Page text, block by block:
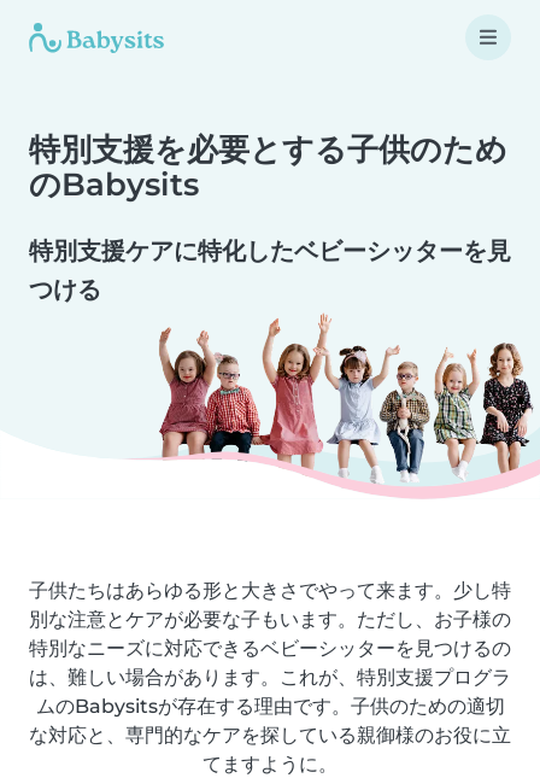
特別支援を必要とする子供のため
のBabysits
特別支援ケアに特化したベビーシッターを見
つける
子供たちはあらゆる形と大きさでやって来ます。少し特
別な注意とケアが必要な子もいます。ただし、お子様の
特別なニーズに対応できるベビーシッターを見つけるの
は、難しい場合があります。これが、特別支援プログラ
ムのBabysitsが存在する理由です。子供のための適切
な対応と、専門的なケアを探している親御様のお役に立
てますように。